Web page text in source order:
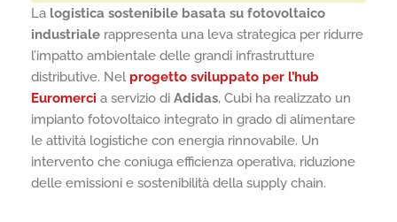
La logistica sostenibile basata su fotovoltaico
industriale rappresenta una leva strategica per ridurre
l’impatto ambientale delle grandi infrastrutture
distributive. Nel progetto sviluppato per l’hub
Euromerci a servizio di Adidas, Cubi ha realizzato un
impianto fotovoltaico integrato in grado di alimentare
le attività logistiche con energia rinnovabile. Un
intervento che coniuga efficienza operativa, riduzione
delle emissioni e sostenibilità della supply chain.